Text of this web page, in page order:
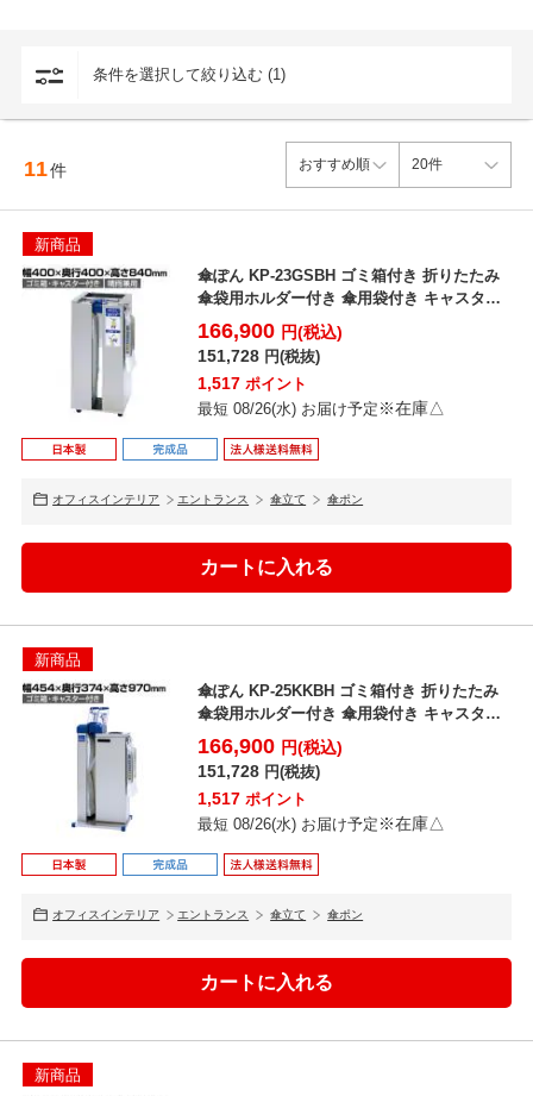
条件を選択して絞り込む (1)
11件
新商品
傘ぽん KP-23GSBH ゴミ箱付き 折りたたみ
傘袋用ホルダー付き 傘用袋付き キャスター
付き 幅...
166,900 円(税込)
151,728 円(税抜)
1,517 ポイント
最短 08/26(水) お届け予定 ※在庫△
オフィスインテリア エントランス 傘立て 傘ポン
新商品
傘ぽん KP-25KKBH ゴミ箱付き 折りたたみ
傘袋用ホルダー付き 傘用袋付き キャスター
付き 幅...
166,900 円(税込)
151,728 円(税抜)
1,517 ポイント
最短 08/26(水) お届け予定 ※在庫△
オフィスインテリア エントランス 傘立て 傘ポン
新商品